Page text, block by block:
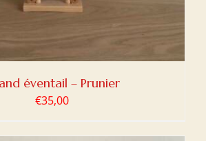
éventail – Prunier
€35,00